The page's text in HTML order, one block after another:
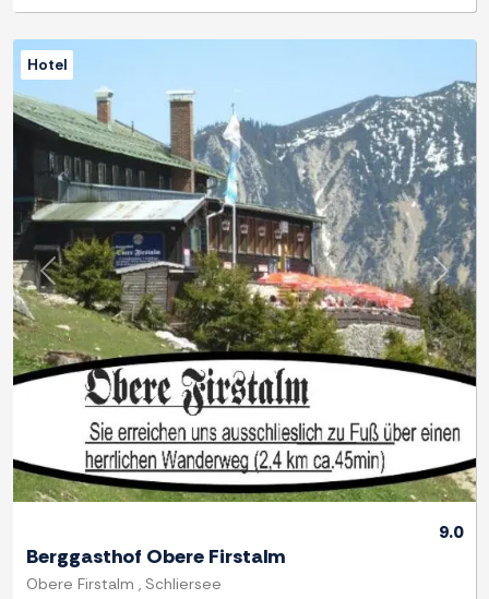
Previous Next
Hotel
9.0
Berggasthof Obere Firstalm
Obere Firstalm , Schliersee